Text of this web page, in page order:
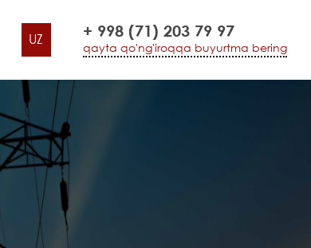
UZ + 998 (71) 203 79 97
qayta qo'ng'iroqqa buyurtma bering